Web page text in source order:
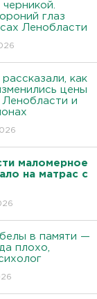
глаз
Ленобласти
как
цены
Ленобласти и
маломерное
на матрас с
в памяти —
плохо,